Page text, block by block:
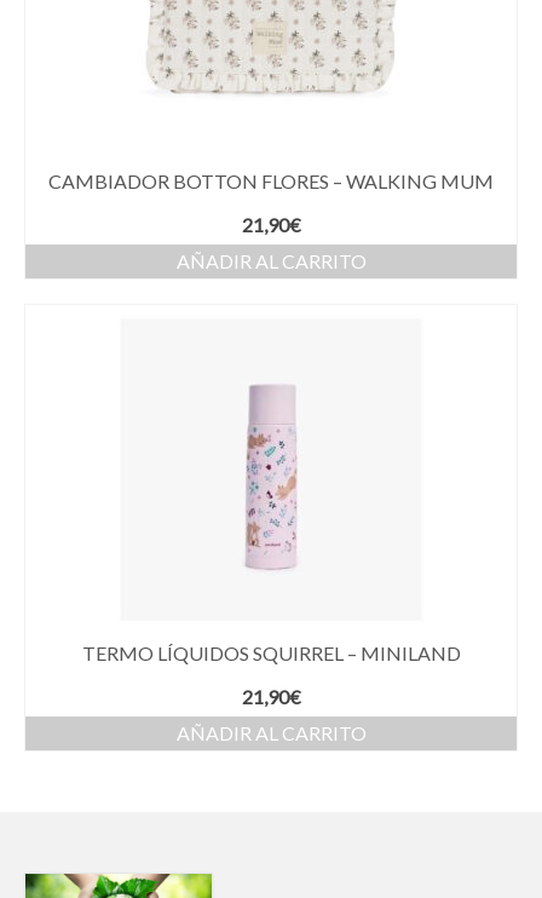
CAMBIADOR BOTTON FLORES – WALKING MUM
21,90€
AÑADIR AL CARRITO
TERMO LÍQUIDOS SQUIRREL – MINILAND
21,90€
AÑADIR AL CARRITO